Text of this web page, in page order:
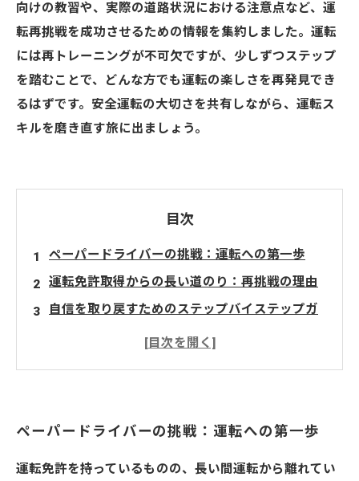
向けの教習や、実際の道路状況における注意点など、運
転再挑戦を成功させるための情報を集約しました。運転
には再トレーニングが不可欠ですが、少しずつステップ
を踏むことで、どんな方でも運転の楽しさを再発見でき
るはずです。安全運転の大切さを共有しながら、運転ス
キルを磨き直す旅に出ましょう。
目次
ペーパードライバーの挑戦：運転への第一歩
運転免許取得からの長い道のり：再挑戦の理由
自信を取り戻すためのステップバイステップガ
再発見
ペーパードライバーの挑戦：運転への第一歩
運転免許を持っているものの、長い間運転から離れてい